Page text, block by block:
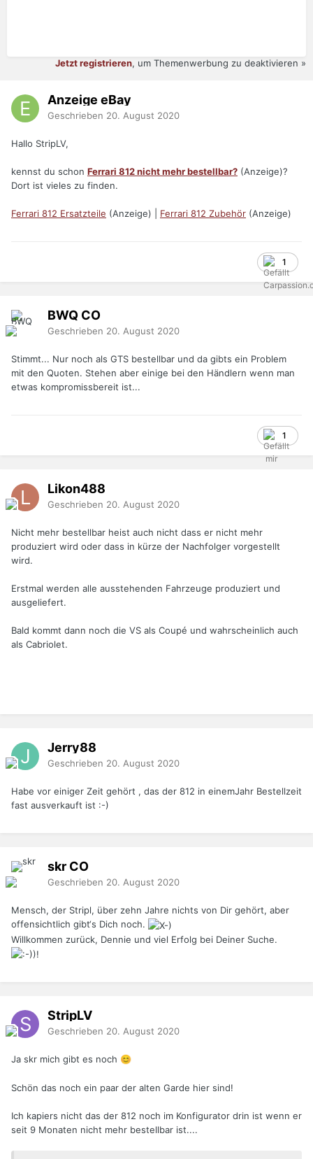
Jetzt registrieren, um Themenwerbung zu deaktivieren »
Anzeige eBay
Geschrieben 20. August 2020
Hallo StripLV,
kennst du schon Ferrari 812 nicht mehr bestellbar? (Anzeige)?
Dort ist vieles zu finden.
Ferrari 812 Ersatzteile (Anzeige) | Ferrari 812 Zubehör (Anzeige)
1
BWQ CO
Geschrieben 20. August 2020
Stimmt... Nur noch als GTS bestellbar und da gibts ein Problem
mit den Quoten. Stehen aber einige bei den Händlern wenn man
etwas kompromissbereit ist...
1
Likon488
Geschrieben 20. August 2020
Nicht mehr bestellbar heist auch nicht dass er nicht mehr
produziert wird oder dass in kürze der Nachfolger vorgestellt
wird.
Erstmal werden alle ausstehenden Fahrzeuge produziert und
ausgeliefert.
Bald kommt dann noch die VS als Coupé und wahrscheinlich auch
als Cabriolet.
Jerry88
Geschrieben 20. August 2020
Habe vor einiger Zeit gehört , das der 812 in einemJahr Bestellzeit
fast ausverkauft ist :-)
skr CO
Geschrieben 20. August 2020
Mensch, der Stripl, über zehn Jahre nichts von Dir gehört, aber
offensichtlich gibt‘s Dich noch.
Willkommen zurück, Dennie und viel Erfolg bei Deiner Suche.
StripLV
Geschrieben 20. August 2020
Ja skr mich gibt es noch 😊
Schön das noch ein paar der alten Garde hier sind!
Ich kapiers nicht das der 812 noch im Konfigurator drin ist wenn er
seit 9 Monaten nicht mehr bestellbar ist....